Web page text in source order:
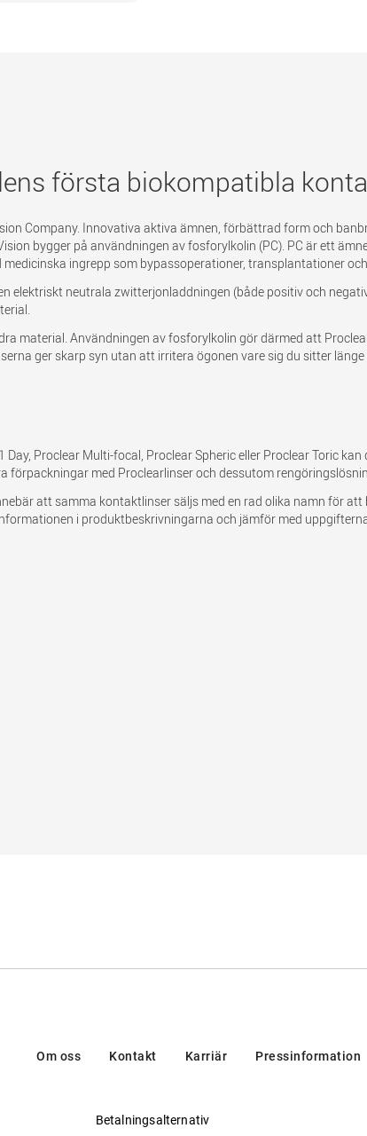
första biokompatibla
Company. Innovativa aktiva ämnen, förbättrad form och
bygger på användningen av fosforylkolin (PC). PC är ett
ingrepp som bypassoperationer, transplantationer
elektriskt neutrala zwitterjonladdningen (både positiv och
material. Användningen av fosforylkolin gör därmed att
ger skarp syn utan att irritera ögonen vare sig du sitter
Proclear Multi-focal, Proclear Spheric eller Proclear Toric
med Proclearlinser och dessutom
att samma kontaktlinser säljs med en rad olika namn för
i produktbeskrivningarna och jämför med
Om oss Kontakt Karriär Pressinformation
Betalningsalternativ